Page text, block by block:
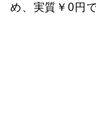
め、実質￥0円